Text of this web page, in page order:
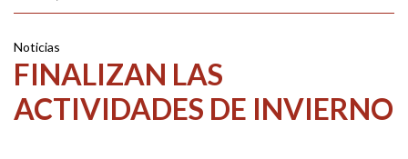
Noticias
FINALIZAN LAS
ACTIVIDADES DE INVIERNO